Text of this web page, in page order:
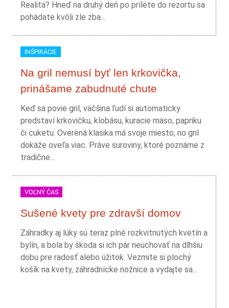
Realita? Hneď na druhý deň po prílete do rezortu sa
pohádate kvôli zle zba...
INŠPIRÁCIE
Na gril nemusí byť len krkovička,
prinášame zabudnuté chute
Keď sa povie gril, väčšina ľudí si automaticky
predstaví krkovičku, klobásu, kuracie mäso, papriku
či cuketu. Overená klasika má svoje miesto, no gril
dokáže oveľa viac. Práve suroviny, ktoré poznáme z
tradične...
VOĽNÝ ČAS
Sušené kvety pre zdravší domov
Záhradky aj lúky sú teraz plné rozkvitnutých kvetín a
bylín, a bola by škoda si ich pár neuchovať na dlhšiu
dobu pre radosť alebo úžitok. Vezmite si plochý
košík na kvety, záhradnícke nožnice a vydajte sa...